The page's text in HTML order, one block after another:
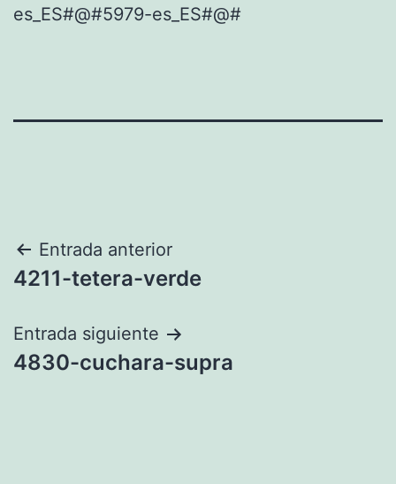
es_ES#@#5979-es_ES#@#
Navegación
de
entradas
Entrada anterior
4211-tetera-verde
Entrada siguiente
4830-cuchara-supra